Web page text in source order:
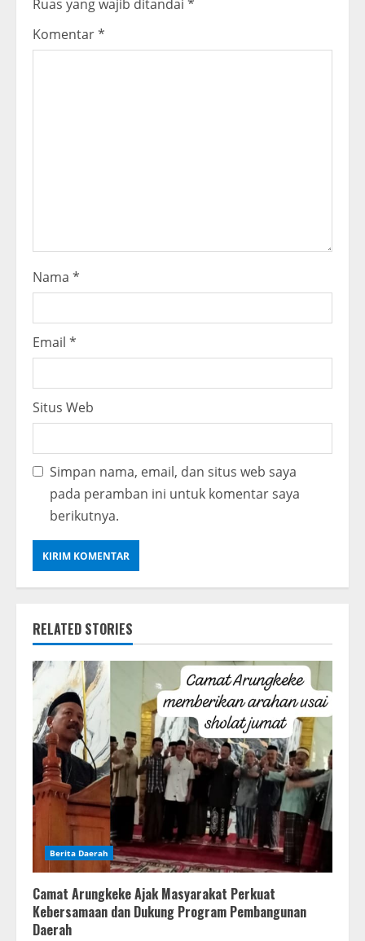
R
Ruas yang wajib ditandai *
Komentar*
Nama *
Email *
Situs Web
Simpan nama, email, dan situs web saya
pada peramban ini untuk komentar saya
berikutnya.
RELATED STORIES
Berita Daerah
Camat Arungkeke Ajak Masyarakat Perkuat
Kebersamaan dan Dukung Program Pembangunan
Daerah